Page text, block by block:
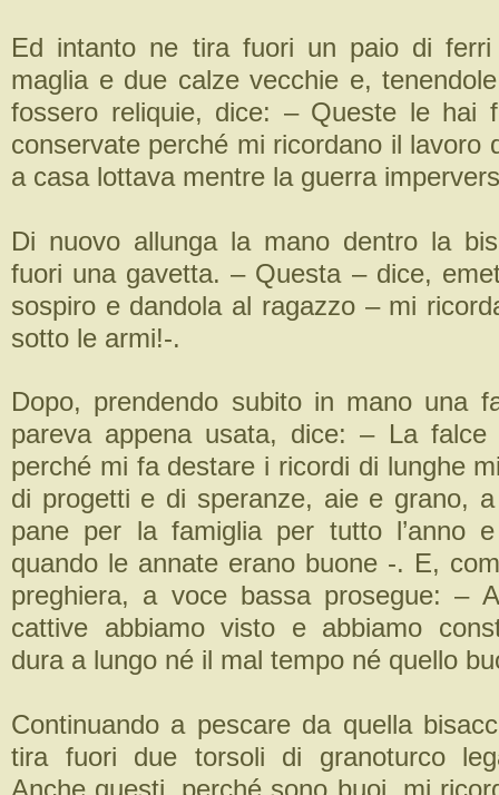
Ed intanto ne tira fuori un paio di
maglia e due calze vecchie e,
fossero reliquie, dice: – Queste le hai
conservate perché mi ricordano il lavoro
a casa lottava mentre la guerra
Di nuovo allunga la mano dentro la
fuori una gavetta. – Questa – dice,
sospiro e dandola al ragazzo – mi
sotto le armi!-.
Dopo, prendendo subito in mano una
pareva appena usata, dice: – La
perché mi fa destare i ricordi di lunghe
di progetti e di speranze, aie e grano,
pane per la famiglia per tutto l’anno
quando le annate erano buone -. E,
preghiera, a voce bassa prosegue: –
cattive abbiamo visto e abbiamo
dura a lungo né il mal tempo né quello
Continuando a pescare da quella
tira fuori due torsoli di granoturco